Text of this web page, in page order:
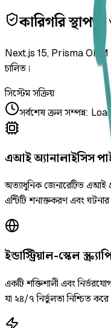
কারিগরি
Next.js 15, Prisma ORM
চালিত।
সিস্টেম সক্রিয়
সর্বশেষ ক্রল সম্পন্ন:
এআই অ্যানালাইসিস
অত্যাধুনিক জেনারেটিভ এআই
এন্টিটি শনাক্তকরণ এবং ঘটনার
ইন্ডাস্ট্রিয়াল-স্কেল
একটি শক্তিশালী এবং
যা ২৪/৭ নির্ভুলতা নিশ্চিত